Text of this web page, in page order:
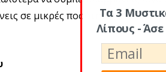
σε μικρές ποσότητες. Ναι,
Τα 3
Λίπους -